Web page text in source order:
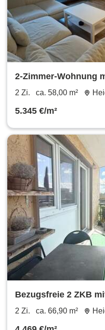
2-Zimmer-Wohnung
im Herzen
2 Zi. ca. 58,00 m²
5.345 €/m²
Bezugsfreie 2 ZKB
Großteils
2 Zi. ca. 66,90 m²